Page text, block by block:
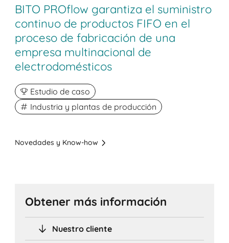
BITO PROflow garantiza el suministro
continuo de productos FIFO en el
proceso de fabricación de una
empresa multinacional de
electrodomésticos
Estudio de caso
Industria y plantas de producción
Novedades y Know-how
Obtener más información
Nuestro cliente